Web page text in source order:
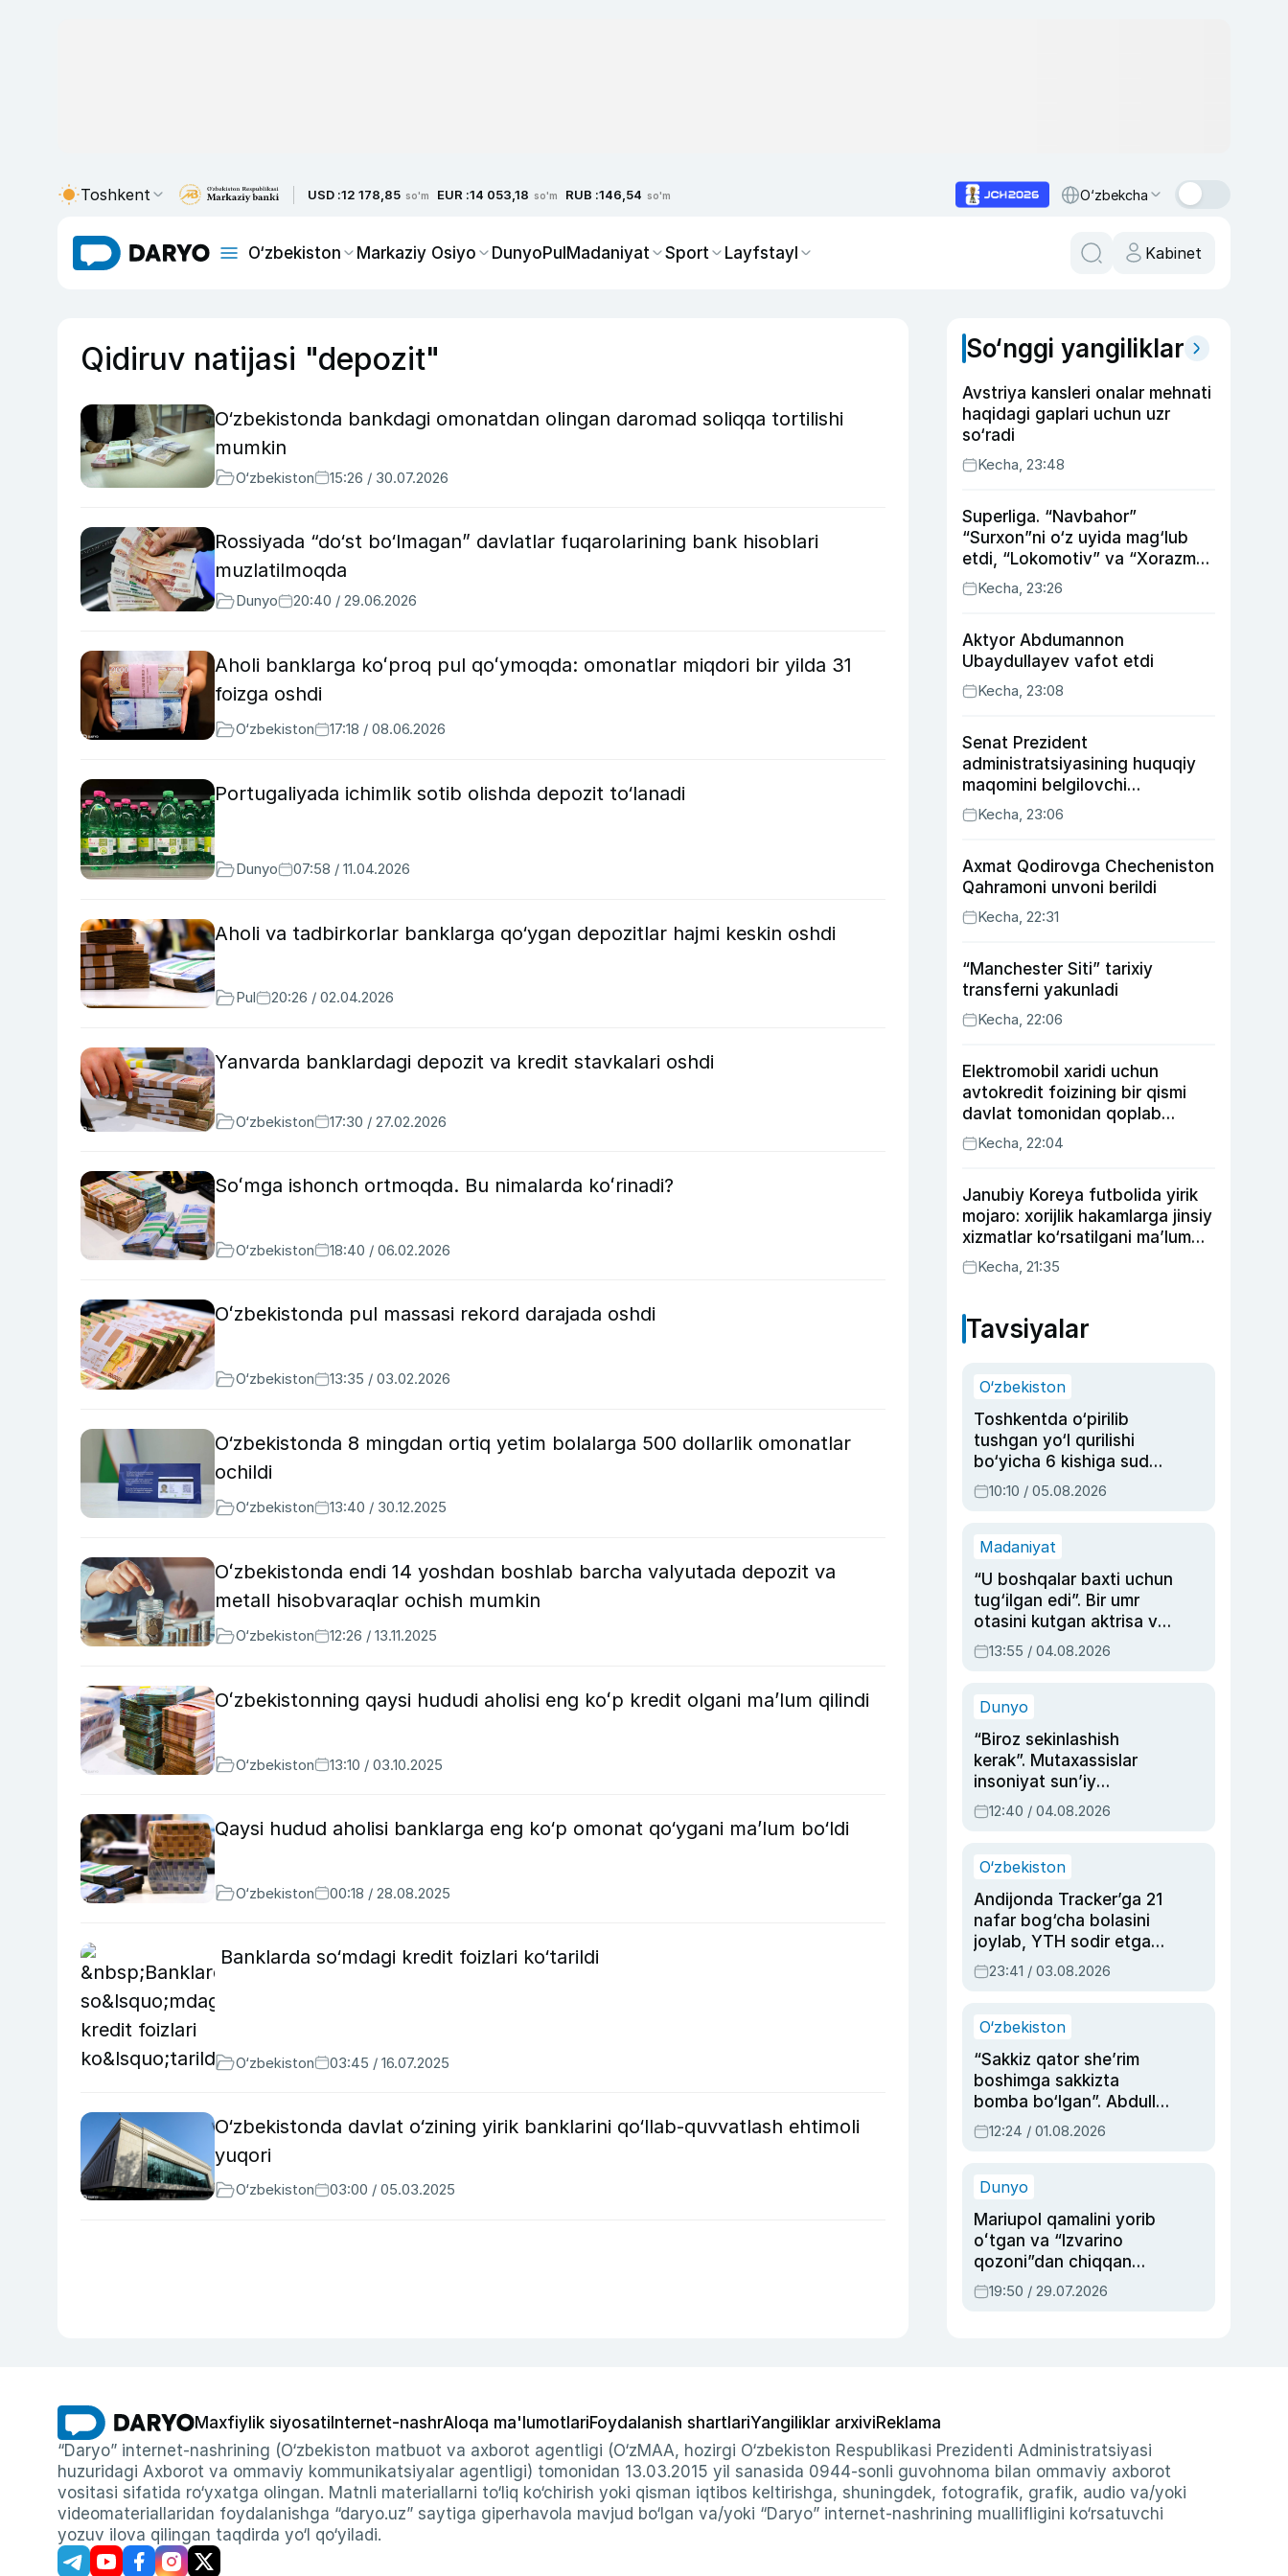
Toshkent USD :12 178,85 so'm EUR :14 053,18 so'm RUB :146,54 so'm O‘zbekcha
O‘zbekiston Markaziy Osiyo DunyoPulMadaniyat Sport Layfstayl Kabinet
Qidiruv natijasi "depozit"
O‘zbekistonda bankdagi omonatdan olingan daromad soliqqa tortilishi
mumkin
O‘zbekiston 15:26 / 30.07.2026
Rossiyada “do‘st bo‘lmagan” davlatlar fuqarolarining bank hisoblari
muzlatilmoqda
Dunyo 20:40 / 29.06.2026
Aholi banklarga koʻproq pul qoʻymoqda: omonatlar miqdori bir yilda 31
foizga oshdi
O‘zbekiston 17:18 / 08.06.2026
Portugaliyada ichimlik sotib olishda depozit to‘lanadi
Dunyo 07:58 / 11.04.2026
Aholi va tadbirkorlar banklarga qo‘ygan depozitlar hajmi keskin oshdi
Pul 20:26 / 02.04.2026
Yanvarda banklardagi depozit va kredit stavkalari oshdi
O‘zbekiston 17:30 / 27.02.2026
Soʻmga ishonch ortmoqda. Bu nimalarda koʻrinadi?
O‘zbekiston 18:40 / 06.02.2026
Oʻzbekistonda pul massasi rekord darajada oshdi
O‘zbekiston 13:35 / 03.02.2026
O‘zbekistonda 8 mingdan ortiq yetim bolalarga 500 dollarlik omonatlar
ochildi
O‘zbekiston 13:40 / 30.12.2025
Oʻzbekistonda endi 14 yoshdan boshlab barcha valyutada depozit va
metall hisobvaraqlar ochish mumkin
O‘zbekiston 12:26 / 13.11.2025
Oʻzbekistonning qaysi hududi aholisi eng koʻp kredit olgani maʼlum qilindi
O‘zbekiston 13:10 / 03.10.2025
Qaysi hudud aholisi banklarga eng ko‘p omonat qo‘ygani ma’lum bo‘ldi
O‘zbekiston 00:18 / 28.08.2025
Banklarda so‘mdagi kredit foizlari ko‘tarildi
O‘zbekiston 03:45 / 16.07.2025
O‘zbekistonda davlat o‘zining yirik banklarini qo‘llab-quvvatlash ehtimoli
yuqori
O‘zbekiston 03:00 / 05.03.2025
So‘nggi yangiliklar
Avstriya kansleri onalar mehnati
haqidagi gaplari uchun uzr
so‘radi
Kecha, 23:48
Superliga. “Navbahor”
“Surxon”ni o‘z uyida mag‘lub
etdi, “Lokomotiv” va “Xorazm”
uyda g‘alaba qozondi
Kecha, 23:26
Aktyor Abdu­mannon
Ubaydullayev vafot etdi
Kecha, 23:08
Senat Prezident
administratsiyasining huquqiy
maqomini belgilovchi
konstitutsiyaviy qonunni
ma’qulladi
Kecha, 23:06
Axmat Qodirovga Checheniston
Qahramoni unvoni berildi
Kecha, 22:31
“Manchester Siti” tarixiy
transferni yakunladi
Kecha, 22:06
Elektromobil xaridi uchun
avtokredit foizining bir qismi
davlat tomonidan qoplab
berilishi mumkin
Kecha, 22:04
Janubiy Koreya futbolida yirik
mojaro: xorijlik hakamlarga jinsiy
xizmatlar ko‘rsatilgani ma’lum
qilindi
Kecha, 21:35
Tavsiyalar
O‘zbekiston
Toshkentda o‘pirilib
tushgan yo‘l qurilishi
bo‘yicha 6 kishiga sud
hukmi o‘qildi
10:10 / 05.08.2026
Madaniyat
“U boshqalar baxti uchun
tug‘ilgan edi”. Bir umr
otasini kutgan aktrisa va
dublyaj ustasi Rimma
Ahmedovaning
13:55 / 04.08.2026
Dunyo
“Biroz sekinlashish
kerak”. Mutaxassislar
insoniyat sun’iy
intellektni boshqara
olmay qolishidan xavotir
12:40 / 04.08.2026
O‘zbekiston
Andijonda Tracker’ga 21
nafar bog‘cha bolasini
joylab, YTH sodir etgan
ayolga sud hukmi o‘qildi
23:41 / 03.08.2026
O‘zbekiston
“Sakkiz qator she’rim
boshimga sakkizta
bomba bo‘lgan”. Abdulla
Oripovni siyosiy
ayblovlardan asrab
12:24 / 01.08.2026
Dunyo
Mariupol qamalini yorib
oʻtgan va “Izvarino
qozoni”dan chiqqan
qahramon — Ukraina
armiyasi bosh
19:50 / 29.07.2026
Maxfiylik siyosati Internet-nashrAloqa ma'lumotlariFoydalanish shartlariYangiliklar arxiviReklama
“Daryo” internet-nashrining (O‘zbekiston matbuot va axborot agentligi (O‘zMAA, hozirgi O‘zbekiston Respublikasi Prezidenti Administratsiyasi
huzuridagi Axborot va ommaviy kommunikatsiyalar agentligi) tomonidan 13.03.2015 yil sanasida 0944-sonli guvohnoma bilan ommaviy axborot
vositasi sifatida ro‘yxatga olingan. Matnli materiallarni to‘liq ko‘chirish yoki qisman iqtibos keltirishga, shuningdek, fotografik, grafik, audio va/yoki
videomateriallaridan foydalanishga “daryo.uz” saytiga giperhavola mavjud bo‘lgan va/yoki “Daryo” internet-nashrining muallifligini ko‘rsatuvchi
yozuv ilova qilingan taqdirda yo‘l qo‘yiladi.